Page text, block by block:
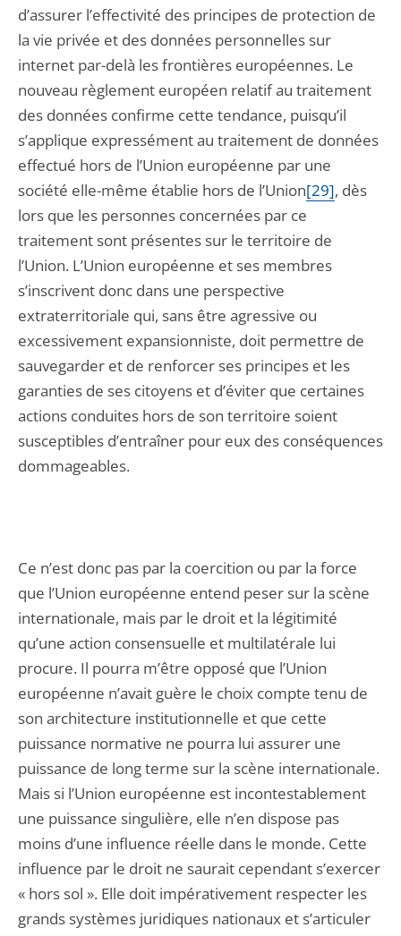
d’assurer l’effectivité des principes de protection de
la vie privée et des données personnelles sur
internet par-delà les frontières européennes. Le
nouveau règlement européen relatif au traitement
des données confirme cette tendance, puisqu’il
s’applique expressément au traitement de données
effectué hors de l’Union européenne par une
société elle-même établie hors de l’Union[29], dès
lors que les personnes concernées par ce
traitement sont présentes sur le territoire de
l’Union. L’Union européenne et ses membres
s’inscrivent donc dans une perspective
extraterritoriale qui, sans être agressive ou
excessivement expansionniste, doit permettre de
sauvegarder et de renforcer ses principes et les
garanties de ses citoyens et d’éviter que certaines
actions conduites hors de son territoire soient
susceptibles d’entraîner pour eux des conséquences
dommageables.
Ce n’est donc pas par la coercition ou par la force
que l’Union européenne entend peser sur la scène
internationale, mais par le droit et la légitimité
qu’une action consensuelle et multilatérale lui
procure. Il pourra m’être opposé que l’Union
européenne n’avait guère le choix compte tenu de
son architecture institutionnelle et que cette
puissance normative ne pourra lui assurer une
puissance de long terme sur la scène internationale.
Mais si l’Union européenne est incontestablement
une puissance singulière, elle n’en dispose pas
moins d’une influence réelle dans le monde. Cette
influence par le droit ne saurait cependant s’exercer
« hors sol ». Elle doit impérativement respecter les
grands systèmes juridiques nationaux et s’articuler